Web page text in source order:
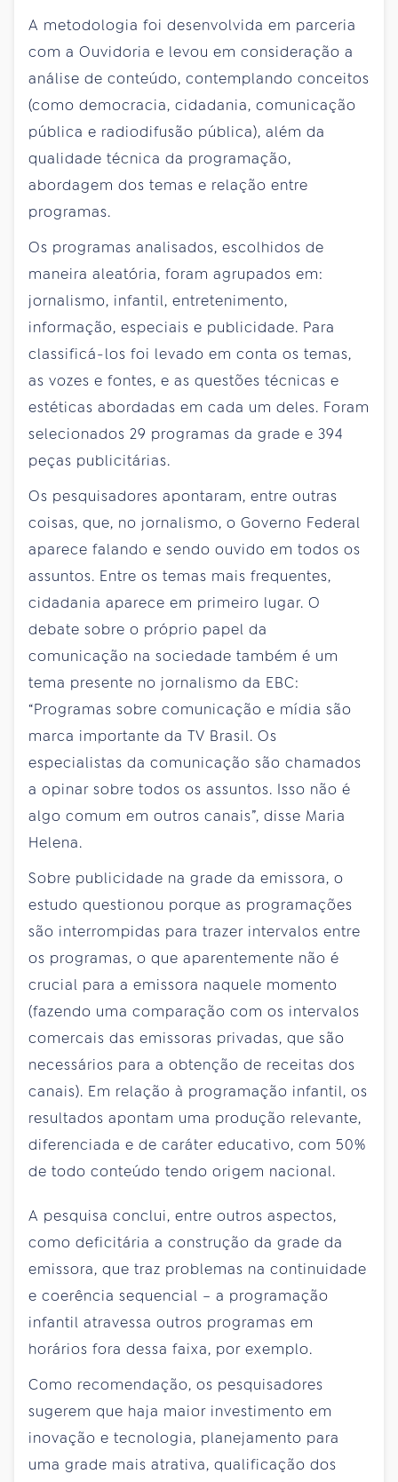
A metodologia foi desenvolvida em parceria
com a Ouvidoria e levou em consideração a
análise de conteúdo, contemplando conceitos
(como democracia, cidadania, comunicação
pública e radiodifusão pública), além da
qualidade técnica da programação,
abordagem dos temas e relação entre
programas.
Os programas analisados, escolhidos de
maneira aleatória, foram agrupados em:
jornalismo, infantil, entretenimento,
informação, especiais e publicidade. Para
classificá-los foi levado em conta os temas,
as vozes e fontes, e as questões técnicas e
estéticas abordadas em cada um deles. Foram
selecionados 29 programas da grade e 394
peças publicitárias.
Os pesquisadores apontaram, entre outras
coisas, que, no jornalismo, o Governo Federal
aparece falando e sendo ouvido em todos os
assuntos. Entre os temas mais frequentes,
cidadania aparece em primeiro lugar. O
debate sobre o próprio papel da
comunicação na sociedade também é um
tema presente no jornalismo da EBC:
“Programas sobre comunicação e mídia são
marca importante da TV Brasil. Os
especialistas da comunicação são chamados
a opinar sobre todos os assuntos. Isso não é
algo comum em outros canais”, disse Maria
Helena.
Sobre publicidade na grade da emissora, o
estudo questionou porque as programações
são interrompidas para trazer intervalos entre
os programas, o que aparentemente não é
crucial para a emissora naquele momento
(fazendo uma comparação com os intervalos
comercais das emissoras privadas, que são
necessários para a obtenção de receitas dos
canais). Em relação à programação infantil, os
resultados apontam uma produção relevante,
diferenciada e de caráter educativo, com 50%
de todo conteúdo tendo origem nacional.
A pesquisa conclui, entre outros aspectos,
como deficitária a construção da grade da
emissora, que traz problemas na continuidade
e coerência sequencial – a programação
infantil atravessa outros programas em
horários fora dessa faixa, por exemplo.
Como recomendação, os pesquisadores
sugerem que haja maior investimento em
inovação e tecnologia, planejamento para
uma grade mais atrativa, qualificação dos